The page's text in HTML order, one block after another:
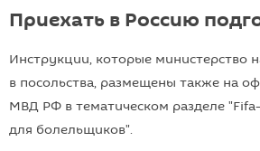
Приехать в Россию
Инструкции, которые министерство
в посольства, размещены также на
МВД РФ в тематическом разделе
для болельщиков".